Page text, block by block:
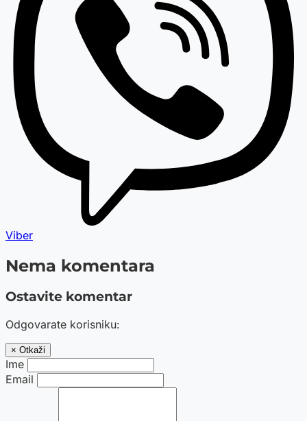
Viber
Nema komentara
Ostavite komentar
Odgovarate korisniku:
× Otkaži
Ime
Email